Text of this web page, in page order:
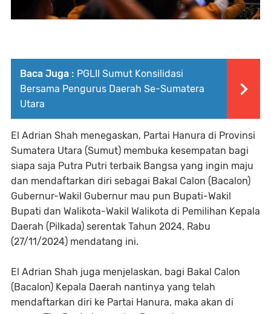
Baca Juga : PGLII Sumut Konsilidasi
Bersama Pengurus Daerah Se-Sumatera
Utara
El Adrian Shah menegaskan, Partai Hanura di Provinsi
Sumatera Utara (Sumut) membuka kesempatan bagi
siapa saja Putra Putri terbaik Bangsa yang ingin maju
dan mendaftarkan diri sebagai Bakal Calon (Bacalon)
Gubernur-Wakil Gubernur mau pun Bupati-Wakil
Bupati dan Walikota-Wakil Walikota di Pemilihan Kepala
Daerah (Pilkada) serentak Tahun 2024, Rabu
(27/11/2024) mendatang ini.
El Adrian Shah juga menjelaskan, bagi Bakal Calon
(Bacalon) Kepala Daerah nantinya yang telah
mendaftarkan diri ke Partai Hanura, maka akan di